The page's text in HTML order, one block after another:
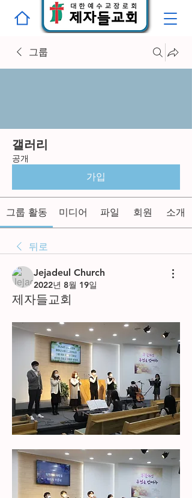
그룹
갤러리
공개
가입
그룹 활동 미디어 파일 회원 소개
뒤로
Jejadeul Church
2022년 8월 19일
제자들교회